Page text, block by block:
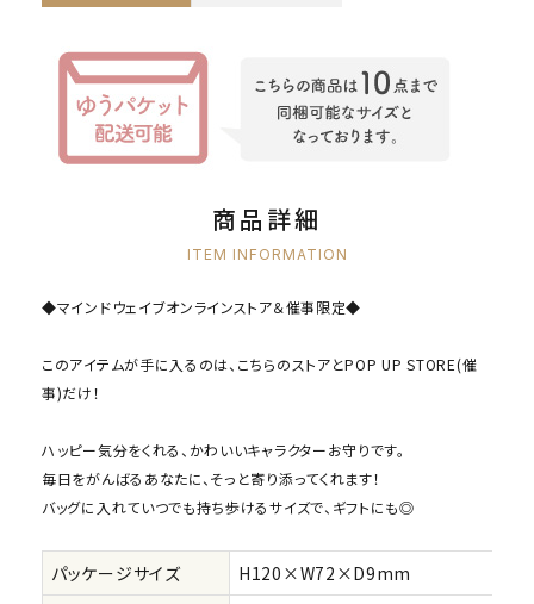
公式 デコ部
商品詳細
ITEM INFORMATION
◆マインドウェイブオンラインストア＆催事限定◆
このアイテムが手に入るのは、こちらのストアとPOP UP STORE(催
事)だけ！
ハッピー気分をくれる、かわいいキャラクターお守りです。
毎日をがんばるあなたに、そっと寄り添ってくれます！
バッグに入れていつでも持ち歩けるサイズで、ギフトにも◎
パッケージサイズ
H120×W72×D9mm